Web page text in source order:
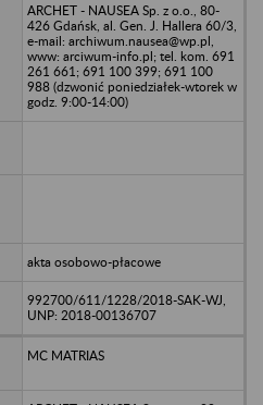
ARCHET - NAUSEA Sp. z o.o., 80-
426 Gdańsk, al. Gen. J. Hallera 60/3,
e-mail: archiwum.nausea@wp.pl,
www: arciwum-info.pl; tel. kom. 691
261 661; 691 100 399; 691 100
988 (dzwonić poniedziałek-wtorek w
godz. 9:00-14:00)
akta osobowo-płacowe
992700/611/1228/2018-SAK-WJ,
UNP: 2018-00136707
MC MATRIAS